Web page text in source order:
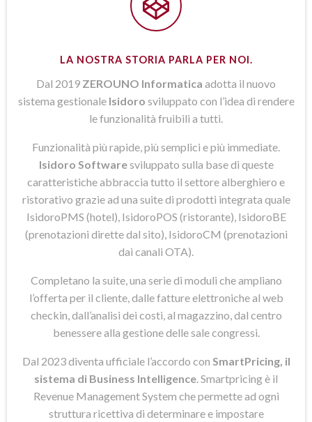
LA NOSTRA STORIA PARLA PER NOI.
Dal 2019 ZEROUNO Informatica adotta il nuovo
sistema gestionale Isidoro sviluppato con l’idea di rendere
le funzionalità fruibili a tutti.
Funzionalità più rapide, più semplici e più immediate.
Isidoro Softwaresviluppato sulla base di queste
caratteristiche abbraccia tutto il settore alberghiero e
ristorativo grazie ad una suite di prodotti integrata quale
IsidoroPMS (hotel), IsidoroPOS (ristorante), IsidoroBE
(prenotazioni dirette dal sito), IsidoroCM (prenotazioni
dai canali OTA).
Completano la suite, una serie di moduli che ampliano
l’offerta per il cliente, dalle fatture elettroniche al web
checkin, dall’analisi dei costi, al magazzino, dal centro
benessere alla gestione delle sale congressi.
Dal 2023 diventa ufficiale l’accordo con SmartPricing, il
sistema di Business Intelligence . Smartpricing è il
Revenue Management System che permette ad ogni
struttura ricettiva di determinare e impostare